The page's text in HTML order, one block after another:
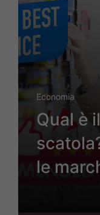
Economia
Qual è
le